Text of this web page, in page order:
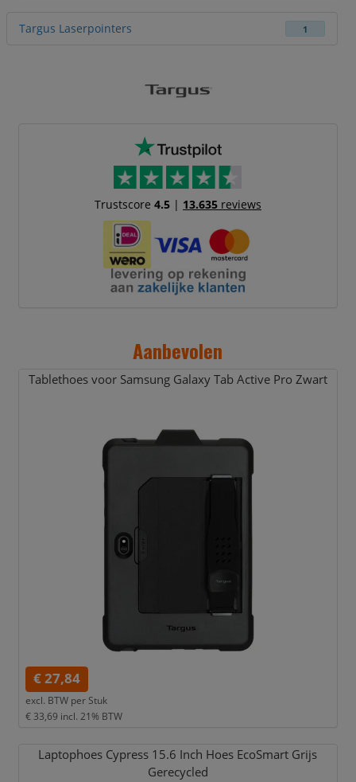
Targus Laserpointers 1
Trustscore 4.5| 13.635reviews
Aanbevolen
Tablethoes voor Samsung Galaxy Tab Active Pro Zwart
€ 27,84
excl. BTW per Stuk
€ 33,69 incl. 21% BTW
Laptophoes Cypress 15.6 Inch Hoes EcoSmart Grijs
Gerecycled